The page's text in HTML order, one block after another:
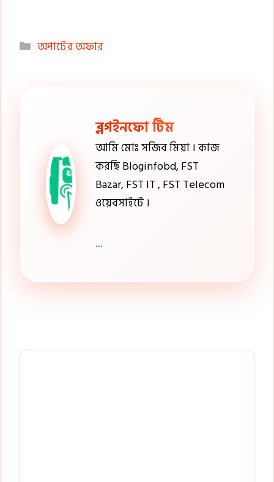
Categories
অপাটের অফার
ব্লগইনফো টিম
আমি মোঃ সজিব মিয়া । কাজ
করছি Bloginfobd, FST
Bazar, FST IT , FST Telecom
ওয়েবসাইটে ।
...